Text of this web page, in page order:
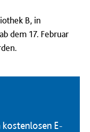
B, in
dem 17. Februar
E-